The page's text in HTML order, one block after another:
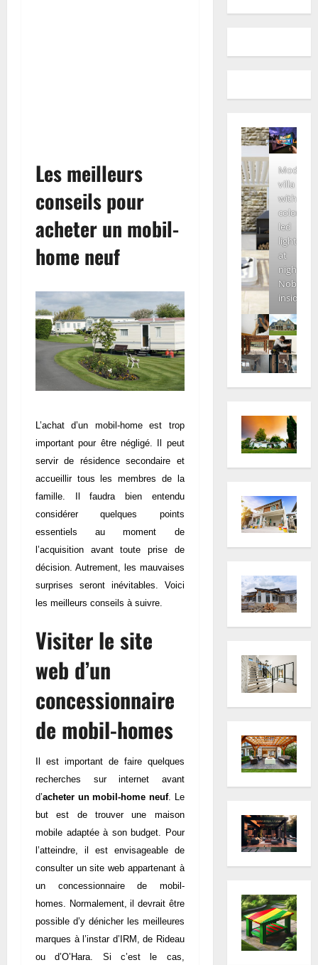
Les meilleurs
conseils pour
acheter un mobil-
home neuf
L’achat d’un mobil-home est trop
important pour être négligé. Il peut
servir de résidence secondaire et
accueillir tous les membres de la
famille. Il faudra bien entendu
considérer quelques points
essentiels au moment de
l’acquisition avant toute prise de
décision. Autrement, les mauvaises
surprises seront inévitables. Voici
les meilleurs conseils à suivre.
Visiter le site
web d’un
concessionnaire
de mobil-homes
Il est important de faire quelques
recherches sur internet avant
d’acheter un mobil-home neuf. Le
but est de trouver une maison
mobile adaptée à son budget. Pour
l’atteindre, il est envisageable de
consulter un site web appartenant à
un concessionnaire de mobil-
homes. Normalement, il devrait être
possible d’y dénicher les meilleures
marques à l’instar d’IRM, de Rideau
ou d’O’Hara. Si c’est le cas,
Modern
villa
with
colored
led
lights
at
night.
Nobody
inside